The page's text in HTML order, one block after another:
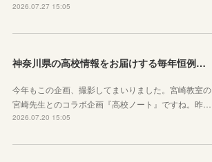
2026.07.27 15:05
神奈川県の高校情報をお届けする毎年恒例のコラボ企画のお知らせ
今年もこの企画、撮影してまいりました。宮崎教室の
宮崎先生とのコラボ企画『高校ノート』ですね。昨…
2026.07.20 15:05